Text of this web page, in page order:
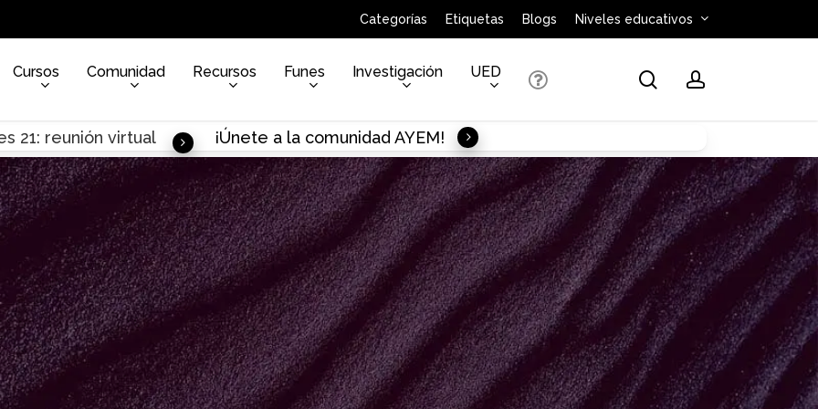
Categorías Etiquetas Blogs Niveles educativos
Cursos Comunidad Recursos Funes Investigación UED searchaccount
21: reunión virtual ¡Únete a la comunidad AYEM!